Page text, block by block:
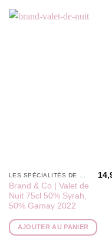
LES SPÉCIALITÉS DE PÉPÉ
Brand & Co | Valet de
Nuit 75cl 50% Syrah,
50% Gamay 2022
AJOUTER AU PANIER